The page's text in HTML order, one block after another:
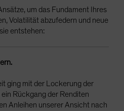
um das Fundament Ihres
Volatilität abzufedern und neue
entstehen:
ging mit der Lockerung der
Rückgang der Renditen
Anleihen unserer Ansicht nach